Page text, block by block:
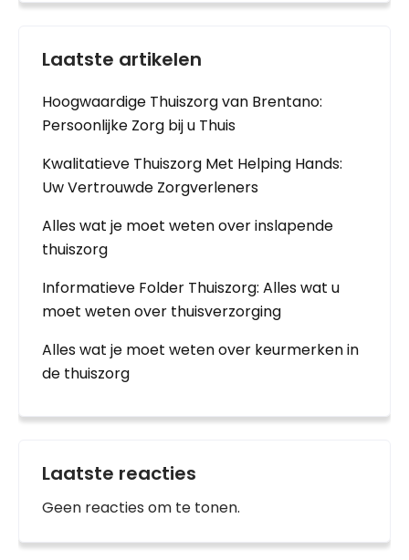
Laatste artikelen
Hoogwaardige Thuiszorg van Brentano:
Persoonlijke Zorg bij u Thuis
Kwalitatieve Thuiszorg Met Helping Hands:
Uw Vertrouwde Zorgverleners
Alles wat je moet weten over inslapende
thuiszorg
Informatieve Folder Thuiszorg: Alles wat u
moet weten over thuisverzorging
Alles wat je moet weten over keurmerken in
de thuiszorg
Laatste reacties
Geen reacties om te tonen.